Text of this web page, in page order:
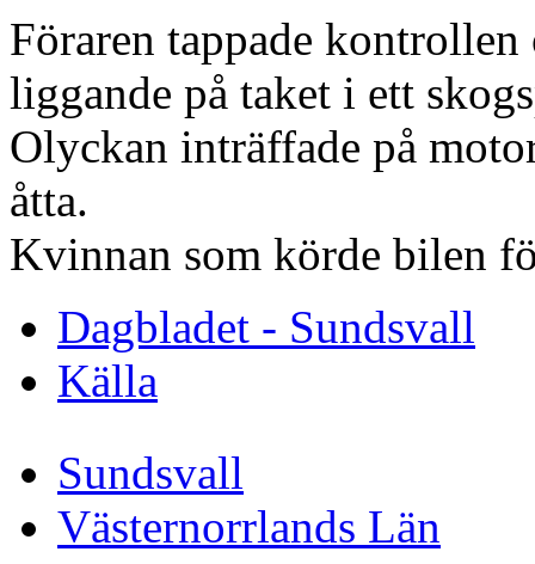
Föraren tappade
liggande på taket i ett
Olyckan inträffade på
åtta.
Kvinnan som körde bilen
Dagbladet - Sundsvall
Källa
Sundsvall
Västernorrlands Län